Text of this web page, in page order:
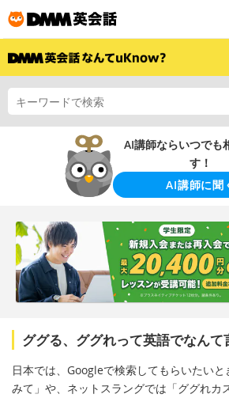
AI講師ならいつでも
す！
AI講師に聞
ググる、ググれって英語でなんて
日本では、Googleで検索してもらいたい
みて」や、ネットスラングでは「ググれカ